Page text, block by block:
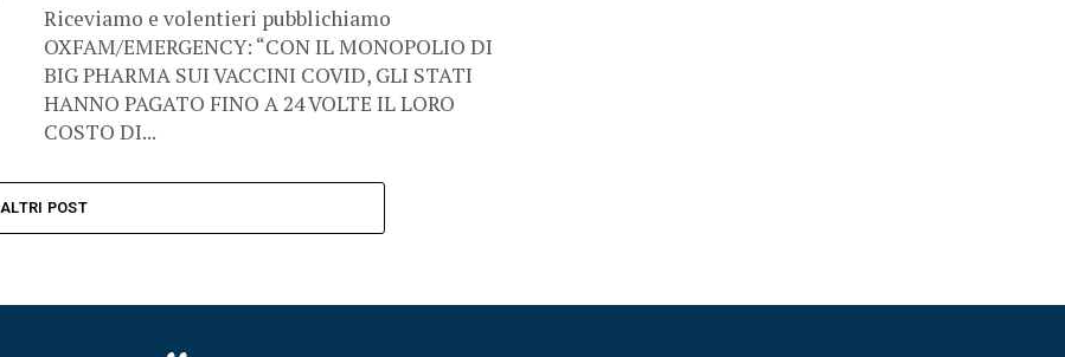
Riceviamo e volentieri pubblichiamo
OXFAM/EMERGENCY: “CON IL MONOPOLIO DI
BIG PHARMA SUI VACCINI COVID, GLI STATI
HANNO PAGATO FINO A 24 VOLTE IL LORO
COSTO DI...
ALTRI POST